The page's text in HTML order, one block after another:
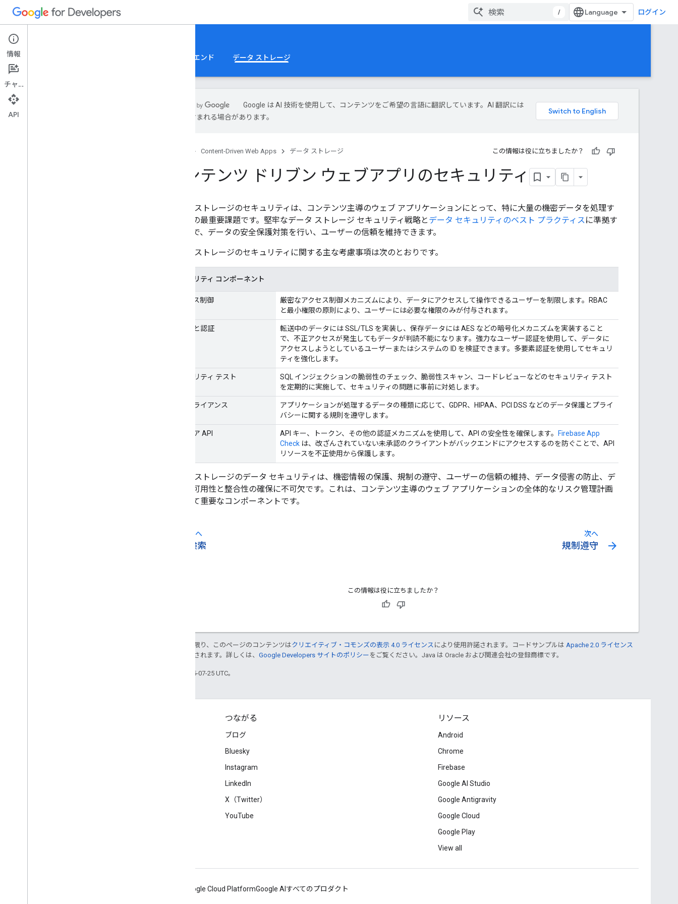
/ ログイン
Content-Driven Web Apps
概要 バックエンド データ ストレージ
Google は AI 技術を使用して、コンテンツをご希望の言語に翻訳しています。AI 翻訳には
誤りが含まれる場合があります。
Content-Driven Web Apps データ ストレージ この情報は役に立ちましたか？
コンテンツ ドリブン ウェブアプリのセキュリティ
データ ストレージのセキュリティは、コンテンツ主導のウェブ アプリケーションにとって、特に大量の機密データを処理す
る場合の最重要課題です。堅牢なデータ ストレージ セキュリティ戦略と データ セキュリティのベスト プラクティスに準拠す
ることで、データの安全保護対策を行い、ユーザーの信頼を維持できます。
データ ストレージのセキュリティに関する主な考慮事項は次のとおりです。
セキュリティ コンポーネント
アクセス制御
厳密なアクセス制御メカニズムにより、データにアクセスして操作できるユーザーを制限します。RBAC
と最小権限の原則により、ユーザーには必要な権限のみが付与されます。
暗号化と認証
転送中のデータには SSL/TLS を実装し、保存データには AES などの暗号化メカニズムを実装すること
で、不正アクセスが発生してもデータが判読不能になります。強力なユーザー認証を使用して、データに
アクセスしようとしているユーザーまたはシステムの ID を検証できます。多要素認証を使用してセキュリ
ティを強化します。
セキュリティ テスト
SQL インジェクションの脆弱性のチェック、脆弱性スキャン、コードレビューなどのセキュリティ テスト
を定期的に実施して、セキュリティの問題に事前に対処します。
コンプライアンス
アプリケーションが処理するデータの種類に応じて、GDPR、HIPAA、PCI DSS などのデータ保護とプライ
バシーに関する規則を遵守します。
セキュア API API キー、トークン、その他の認証メカニズムを使用して、API の安全性を確保します。
Firebase App
Check は、改ざんされていない未承認のクライアントがバックエンドにアクセスするのを防ぐことで、API
リソースを不正使用から保護します。
データ ストレージのデータ セキュリティは、機密情報の保護、規制の遵守、ユーザーの信頼の維持、データ侵害の防止、デ
ータの可用性と整合性の確保に不可欠です。これは、コンテンツ主導のウェブ アプリケーションの全体的なリスク管理計画
において重要なコンポーネントです。
前へ
検索
次へ
規制遵守 arrow_forward
この情報は役に立ちましたか？
特に記載のない限り、このページのコンテンツはクリエイティブ・コモンズの表示 4.0 ライセンス により使用許諾されます。コードサンプルは Apache 2.0 ライセンス
により使用許諾されます。詳しくは、 Google Developers サイトのポリシー をご覧ください。Java は Oracle および関連会社の登録商標です。
最終更新日 2025-07-25 UTC。
つながる
ブログ
Bluesky
Instagram
LinkedIn
X（Twitter）
YouTube
リソース
Android
Chrome
Firebase
Google AI Studio
Google Antigravity
Google Cloud
Google Play
View all
Google Cloud PlatformGoogle AI すべてのプロダクト
情報
チャット
API